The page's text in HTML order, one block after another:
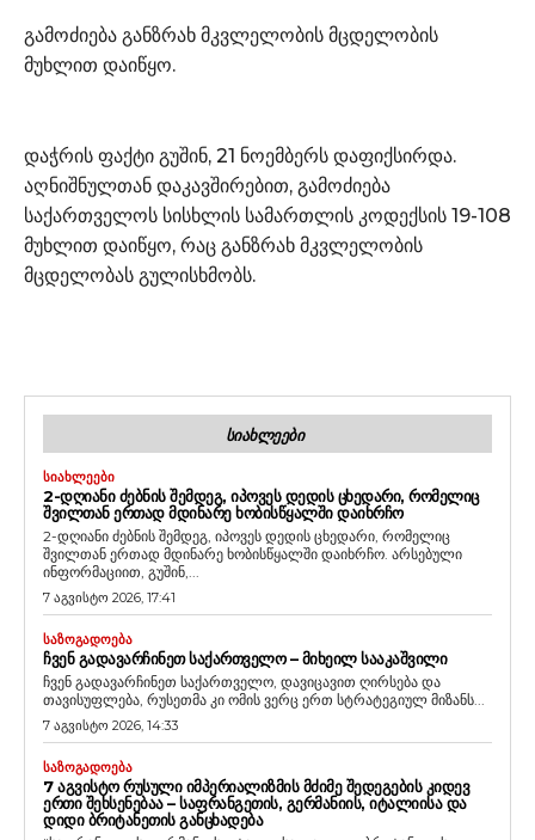
გამოძიება განზრახ მკვლელობის მცდელობის
მუხლით დაიწყო.
დაჭრის ფაქტი გუშინ, 21 ნოემბერს დაფიქსირდა.
აღნიშნულთან დაკავშირებით, გამოძიება
საქართველოს სისხლის სამართლის კოდექსის 19-108
მუხლით დაიწყო, რაც განზრახ მკვლელობის
მცდელობას გულისხმობს.
ᲡᲘᲐᲮᲚᲔᲔᲑᲘ
ᲡᲘᲐᲮᲚᲔᲔᲑᲘ
2-ᲓᲦᲘᲐᲜᲘ ᲫᲔᲑᲜᲘᲡ ᲨᲔᲛᲓᲔᲒ, ᲘᲞᲝᲕᲔᲡ ᲓᲔᲓᲘᲡ ᲪᲮᲔᲓᲐᲠᲘ, ᲠᲝᲛᲔᲚᲘᲪ
ᲨᲕᲘᲚᲗᲐᲜ ᲔᲠᲗᲐᲓ ᲛᲓᲘᲜᲐᲠᲔ ᲮᲝᲑᲘᲡᲬᲧᲐᲚᲨᲘ ᲓᲐᲘᲮᲠᲩᲝ
2-დღიანი ძებნის შემდეგ, იპოვეს დედის ცხედარი, რომელიც
შვილთან ერთად მდინარე ხობისწყალში დაიხრჩო. არსებული
ინფორმაციით, გუშინ,...
7 აგვისტო 2026, 17:41
ᲡᲐᲖᲝᲒᲐᲓᲝᲔᲑᲐ
ᲩᲕᲔᲜ ᲒᲐᲓᲐᲕᲐᲠᲩᲘᲜᲔᲗ ᲡᲐᲥᲐᲠᲗᲕᲔᲚᲝ – ᲛᲘᲮᲔᲘᲚ ᲡᲐᲐᲙᲐᲨᲕᲘᲚᲘ
ჩვენ გადავარჩინეთ საქართველო, დავიცავით ღირსება და
თავისუფლება, რუსეთმა კი ომის ვერც ერთ სტრატეგიულ მიზანს...
7 აგვისტო 2026, 14:33
ᲡᲐᲖᲝᲒᲐᲓᲝᲔᲑᲐ
7 ᲐᲒᲕᲘᲡᲢᲝ ᲠᲣᲡᲣᲚᲘ ᲘᲛᲞᲔᲠᲘᲐᲚᲘᲖᲛᲘᲡ ᲛᲫᲘᲛᲔ ᲨᲔᲓᲔᲒᲔᲑᲘᲡ ᲙᲘᲓᲔᲕ
ᲔᲠᲗᲘ ᲨᲔᲮᲡᲔᲜᲔᲑᲐᲐ – ᲡᲐᲤᲠᲐᲜᲒᲔᲗᲘᲡ, ᲒᲔᲠᲛᲐᲜᲘᲘᲡ, ᲘᲢᲐᲚᲘᲘᲡᲐ ᲓᲐ
ᲓᲘᲓᲘ ᲑᲠᲘᲢᲐᲜᲔᲗᲘᲡ ᲒᲐᲜᲪᲮᲐᲓᲔᲑᲐ